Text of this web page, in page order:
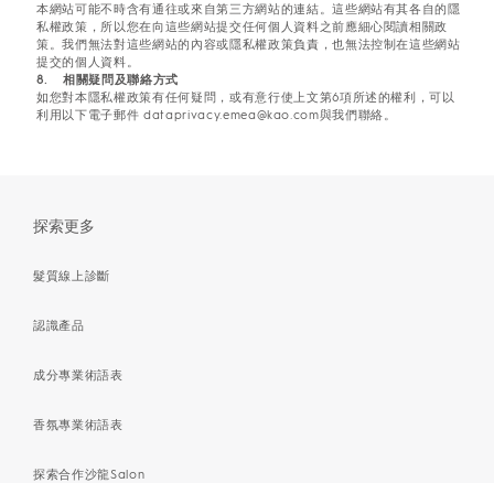
本網站可能不時含有通往或來自第三方網站的連結。這些網站有其各自的隱
私權政策，所以您在向這些網站提交任何個人資料之前應細心閱讀相關政
策。我們無法對這些網站的內容或隱私權政策負責，也無法控制在這些網站
提交的個人資料。
8. 相關疑問及聯絡方式
如您對本隱私權政策有任何疑問，或有意行使上文第6項所述的權利，可以
利用以下電子郵件 dataprivacy.emea@kao.com與我們聯絡。
探索更多
髮質線上診斷
認識產品
成分專業術語表
香氛專業術語表
探索合作沙龍Salon